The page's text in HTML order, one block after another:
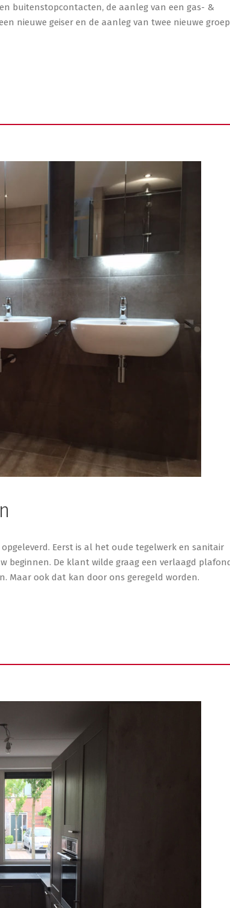
buitenstopcontacten, de aanleg van een gas- &
nieuwe geiser en de aanleg van twee nieuwe
Eerst is al het oude tegelwerk en sanitair
beginnen. De klant wilde graag een verlaagd
Maar ook dat kan door ons geregeld worden.